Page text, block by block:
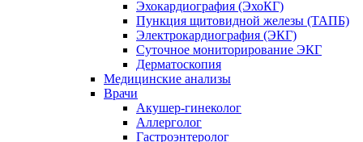
Эхокардиография (ЭхоКГ)
Пункция щитовидной железы (ТАПБ)
Электрокардиография (ЭКГ)
Суточное мониторирование ЭКГ
Дерматоскопия
Медицинские анализы
Врачи
Акушер-гинеколог
Аллерголог
Гастроэнтеролог